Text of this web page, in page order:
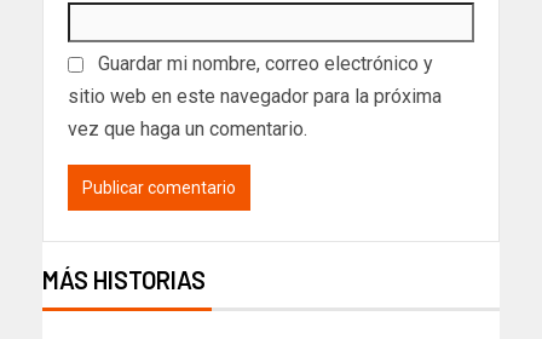
Guardar mi nombre, correo electrónico y
sitio web en este navegador para la próxima
vez que haga un comentario.
MÁS HISTORIAS